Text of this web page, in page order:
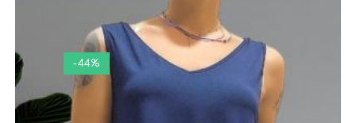
-44%